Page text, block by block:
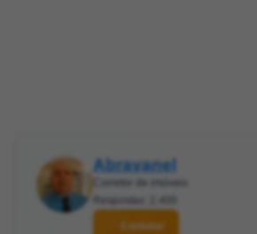
Abravanel
Corretor de imóveis
Respostas: 2.400
Contatar